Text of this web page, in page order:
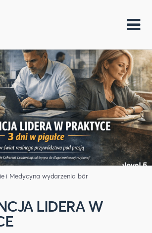
i Medycyna wydarzenia bór
LIDERA W